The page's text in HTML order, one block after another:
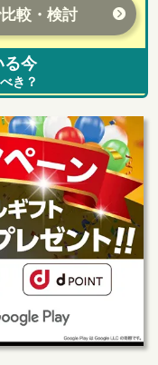
較・検討
る今
き？